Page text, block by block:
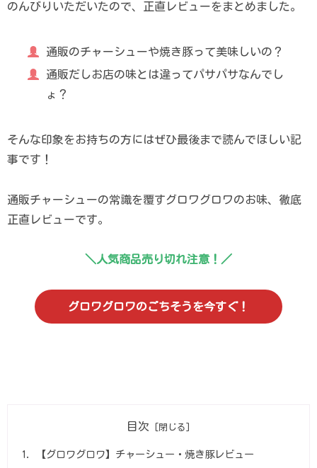
のんびりいただいたので、正直レビューをまとめました。
通販のチャーシューや焼き豚って美味しいの？
通販だしお店の味とは違ってパサパサなんでし
ょ？
そんな印象をお持ちの方にはぜひ最後まで読んでほしい記
事です！
通販チャーシューの常識を覆すグロワグロワのお味、徹底
正直レビューです。
＼人気商品売り切れ注意！／
グロワグロワのごちそうを今すぐ！
目次
【グロワグロワ】チャーシュー・焼き豚レビュー